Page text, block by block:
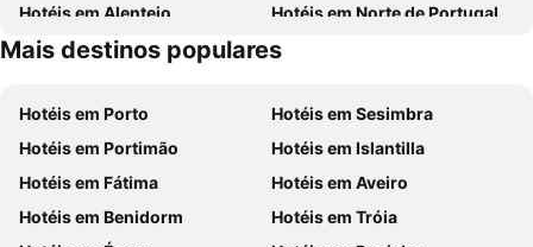
Hotéis em Alentejo
Hotéis em Norte de Portugal
Hotéis em Madeira
Hotéis em Espanha
Mais destinos populares
Hotéis em Porto
Hotéis em Sesimbra
Hotéis em Portimão
Hotéis em Islantilla
Hotéis em Fátima
Hotéis em Aveiro
Hotéis em Benidorm
Hotéis em Tróia